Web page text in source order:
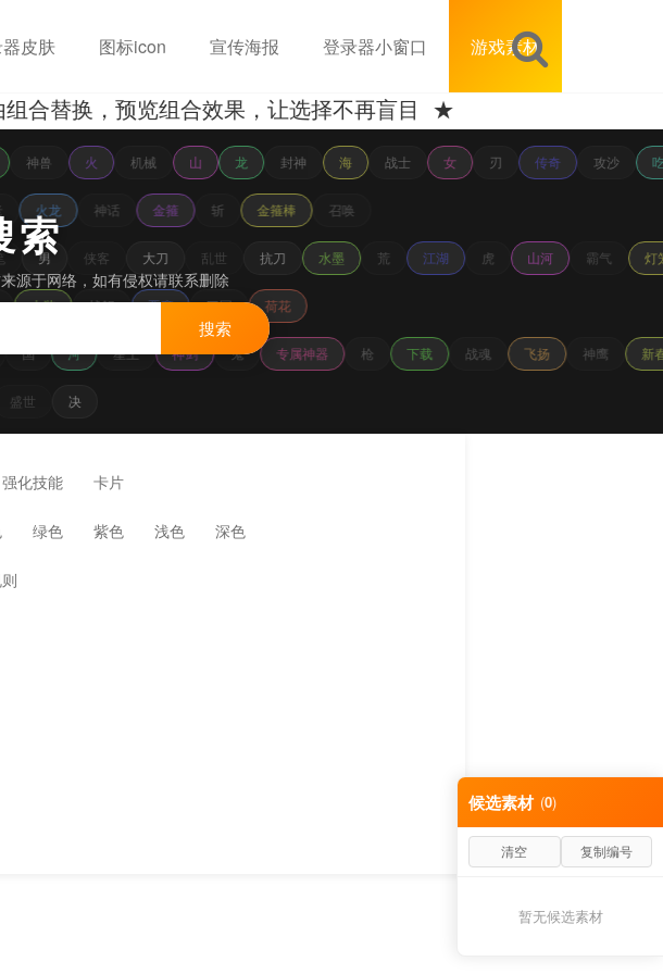
皮肤 图标icon 宣传海报 登录器小窗口 游戏素材
换，预览组合效果，让选择不再盲目 ★
神兽 火 机械 山 龙 封神 海 战士 女 刃 传奇 攻沙
火龙 神话 金箍 斩 金箍棒 召唤
男 侠客 大刀 乱世 抗刀 水墨 荒 江湖 虎 山河 霸气 灯
古装 战舰 恶魔 三国 荷花
国 河 星王 神剑 鬼 专属神器 枪 下载 战魂 飞扬 神鹰 新
盛世 决
索
源于网络，如有侵权请联系删除
搜索
强化技能 卡片
绿色 紫色 浅色 深色
候选素材 (0)
清空 复制编号
暂无候选素材